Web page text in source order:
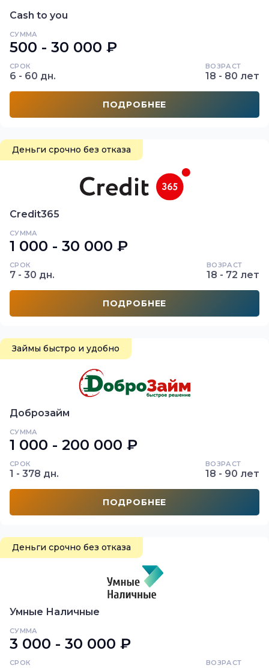
Cash to you
СУММА
500 - 30 000 ₽
СРОК
6 - 60 дн.
ВОЗРАСТ
18 - 80 лет
ПОДРОБНЕЕ
Деньги срочно без отказа
Credit365
СУММА
1 000 - 30 000 ₽
СРОК
7 - 30 дн.
ВОЗРАСТ
18 - 72 лет
ПОДРОБНЕЕ
Займы быстро и удобно
Доброзайм
СУММА
1 000 - 200 000 ₽
СРОК
1 - 378 дн.
ВОЗРАСТ
18 - 90 лет
ПОДРОБНЕЕ
Деньги срочно без отказа
Умные Наличные
СУММА
3 000 - 30 000 ₽
СРОК ВОЗРАСТ